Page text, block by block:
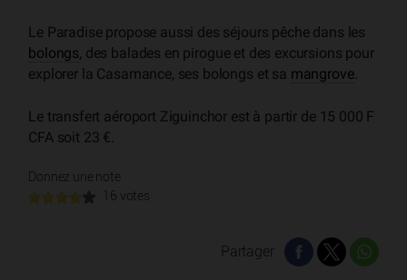
Le Paradise propose aussi des séjours pêche dans les
bolongs, des balades en pirogue et des excursions pour
explorer la Casamance, ses bolongs et sa mangrove.
Le transfert aéroport Ziguinchor est à partir de 15 000 F
CFA soit 23 €.
Donnez une note
16 votes
Partager